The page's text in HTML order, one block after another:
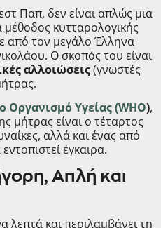
Παπ, δεν είναι απλώς μια
μέθοδος κυτταρολογικής
από τον μεγάλο Έλληνα
Ο σκοπός του είναι
αλλοιώσεις(γνωστές
Οργανισμό Υγείας (WHO),
μήτρας είναι ο τέταρτος
αλλά και ένας από
έγκαιρα.
Απλή και
λεπτά και περιλαμβάνει τη